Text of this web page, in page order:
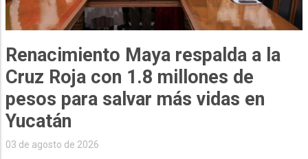
Renacimiento Maya respalda a la
Cruz Roja con 1.8 millones de
pesos para salvar más vidas en
Yucatán
03 de agosto de 2026